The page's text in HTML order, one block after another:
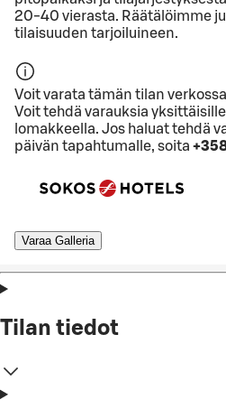
20-40 vierasta. Räätälöimme
tilaisuuden tarjoiluineen.
Voit varata tämän tilan verkossa
Voit tehdä varauksia
lomakkeella. Jos haluat tehdä
päivän tapahtumalle, soita
Varaa Galleria
Tilan tiedot